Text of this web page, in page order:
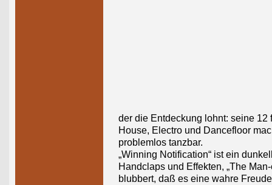
der die Entdeckung lohnt: seine
House, Electro und Dancefloor
problemlos tanzbar.
„Winning Notification“ ist ein
Handclaps und Effekten, „The
blubbert, daß es eine wahre